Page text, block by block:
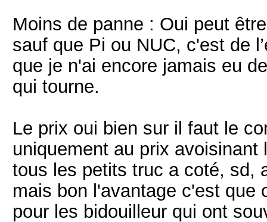
Moins de panne : Oui peut
sauf que Pi ou NUC, c'est de
que je n'ai encore jamais eu
qui tourne.
Le prix oui bien sur il faut le
uniquement au prix
tous les petits truc a coté, sd,
mais bon l'avantage c'est que
pour les bidouilleur qui ont